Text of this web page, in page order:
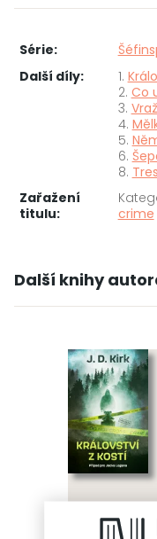
Série:
Další díly:
1.
2. Co
3.
4.
5.
6.
8.
Zařažení
titulu:
crime
Další knihy